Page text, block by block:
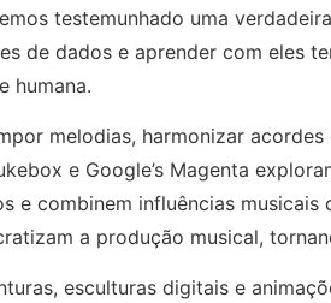
testemunhado uma
de dados e aprender com eles
humana.
melodias, harmonizar
e Google’s Magenta
combinem influências
a produção musical,
esculturas digitais e